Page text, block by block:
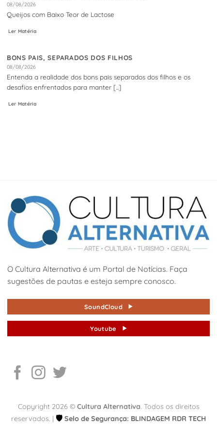
08/08/2026
Queijos com Baixo Teor de Lactose
Ler Matéria
BONS PAIS, SEPARADOS DOS FILHOS
08/08/2026
Entenda a realidade dos bons pais separados dos filhos e os
desafios enfrentados para manter [...]
Ler Matéria
O Cultura Alternativa é um Portal de Notícias. Faça
sugestões de pautas e esteja sempre conosco.
SoundCloud
Youtube
Copyright 2026 © Cultura Alternativa. Todos os direitos
reservados. | 🛡️ Selo de Segurança: BLINDAGEM RDR TECH